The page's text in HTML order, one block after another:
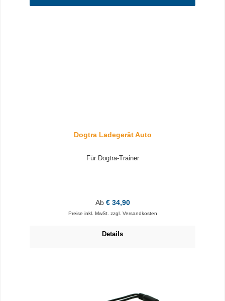
Dogtra Ladegerät Auto
Für Dogtra-Trainer
Regulärer Preis:
Ab € 34,90
Preise inkl. MwSt. zzgl. Versandkosten
Details